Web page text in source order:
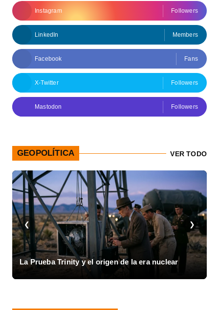
Instagram Followers
LinkedIn Members
Facebook Fans
X-Twitter Followers
Mastodon Followers
GEOPOLÍTICA VER TODO
❮
Inicio de la Guerra Civil Española y el colapso de
1936
❯